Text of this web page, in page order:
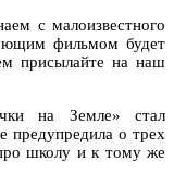
с малоизвестного
фильмом будет
присылайте на наш
на Земле» стал
предупредила о трех
школу и к тому же